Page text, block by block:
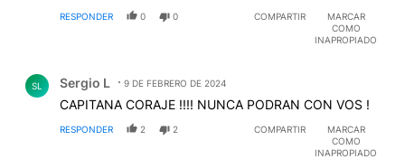
RESPONDER 0 0 COMPARTIR
MARCAR
COMO
INAPROPIADO
SL Sergio L 9 DE FEBRERO DE 2024
CAPITANA CORAJE !!!! NUNCA PODRAN CON VOS !
RESPONDER 2 2 COMPARTIR
MARCAR
COMO
INAPROPIADO